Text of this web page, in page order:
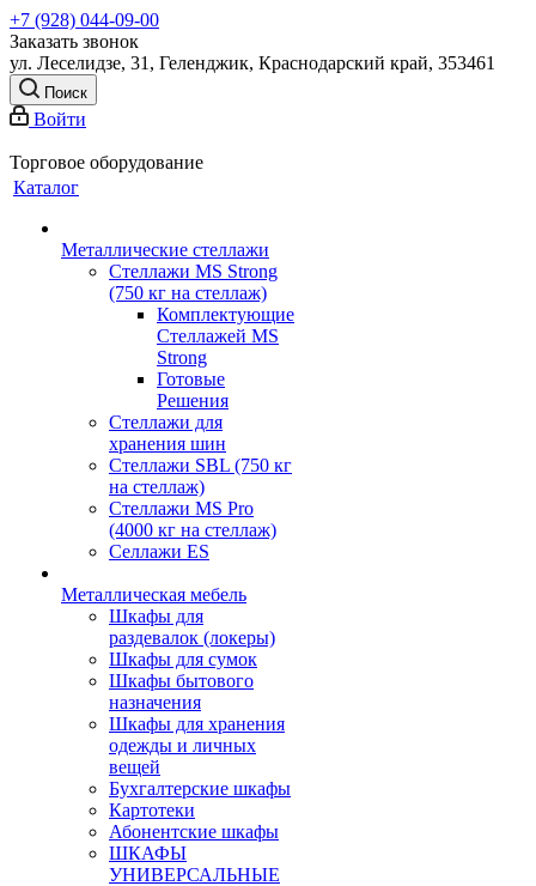
+7 (928) 044-09-00
Заказать звонок
ул. Леселидзе, 31, Геленджик, Краснодарский край, 353461
Поиск
Войти
Торговое оборудование
Каталог
Металлические стеллажи
Стеллажи MS Strong
(750 кг на стеллаж)
Комплектующие
Стеллажей MS
Strong
Готовые
Решения
Стеллажи для
хранения шин
Стеллажи SBL (750 кг
на стеллаж)
Стеллажи MS Pro
(4000 кг на стеллаж)
Селлажи ES
Металлическая мебель
Шкафы для
раздевалок (локеры)
Шкафы для сумок
Шкафы бытового
назначения
Шкафы для хранения
одежды и личных
вещей
Бухгалтерские шкафы
Картотеки
Абонентские шкафы
ШКАФЫ
УНИВЕРСАЛЬНЫЕ